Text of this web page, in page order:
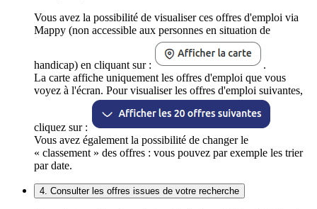
Vous avez la possibilité de visualiser ces offres d'emploi via
Mappy (non accessible aux personnes en situation de
handicap) en cliquant sur :
.
La carte affiche uniquement les offres d'emploi que vous
voyez à l'écran. Pour visualiser les offres d'emploi suivantes,
cliquez sur :
Vous avez également la possibilité de changer le
« classement » des offres : vous pouvez par exemple les trier
par date.
4. Consulter les offres issues de votre recherche